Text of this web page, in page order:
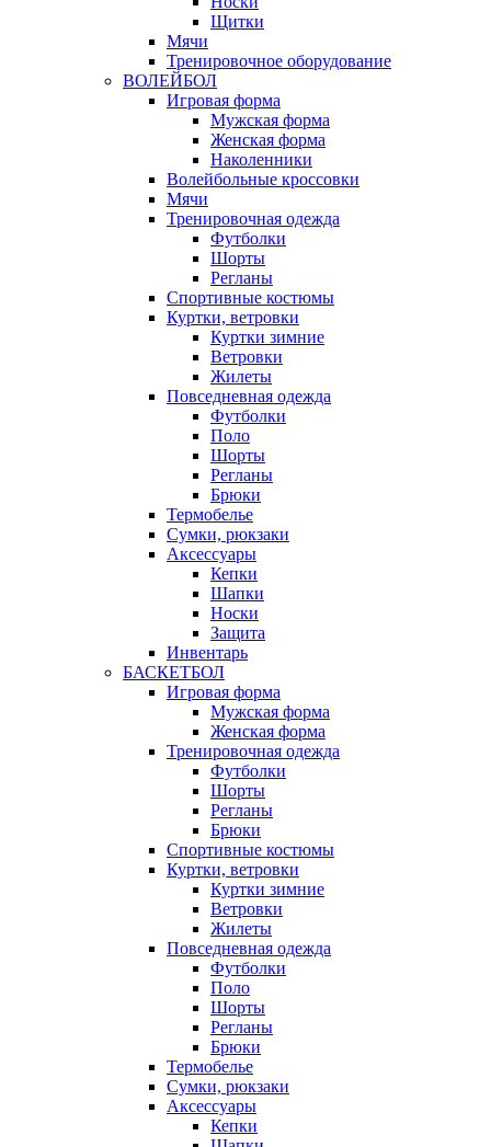
Щитки
Мячи
Тренировочное оборудование
ВОЛЕЙБОЛ
Игровая форма
Мужская форма
Женская форма
Наколенники
Волейбольные кроссовки
Мячи
Тренировочная одежда
Футболки
Шорты
Регланы
Спортивные костюмы
Куртки, ветровки
Куртки зимние
Ветровки
Жилеты
Повседневная одежда
Футболки
Поло
Шорты
Регланы
Брюки
Термобелье
Сумки, рюкзаки
Аксессуары
Кепки
Шапки
Носки
Защита
Инвентарь
БАСКЕТБОЛ
Игровая форма
Мужская форма
Женская форма
Тренировочная одежда
Футболки
Шорты
Регланы
Брюки
Спортивные костюмы
Куртки, ветровки
Куртки зимние
Ветровки
Жилеты
Повседневная одежда
Футболки
Поло
Шорты
Регланы
Брюки
Термобелье
Сумки, рюкзаки
Аксессуары
Кепки